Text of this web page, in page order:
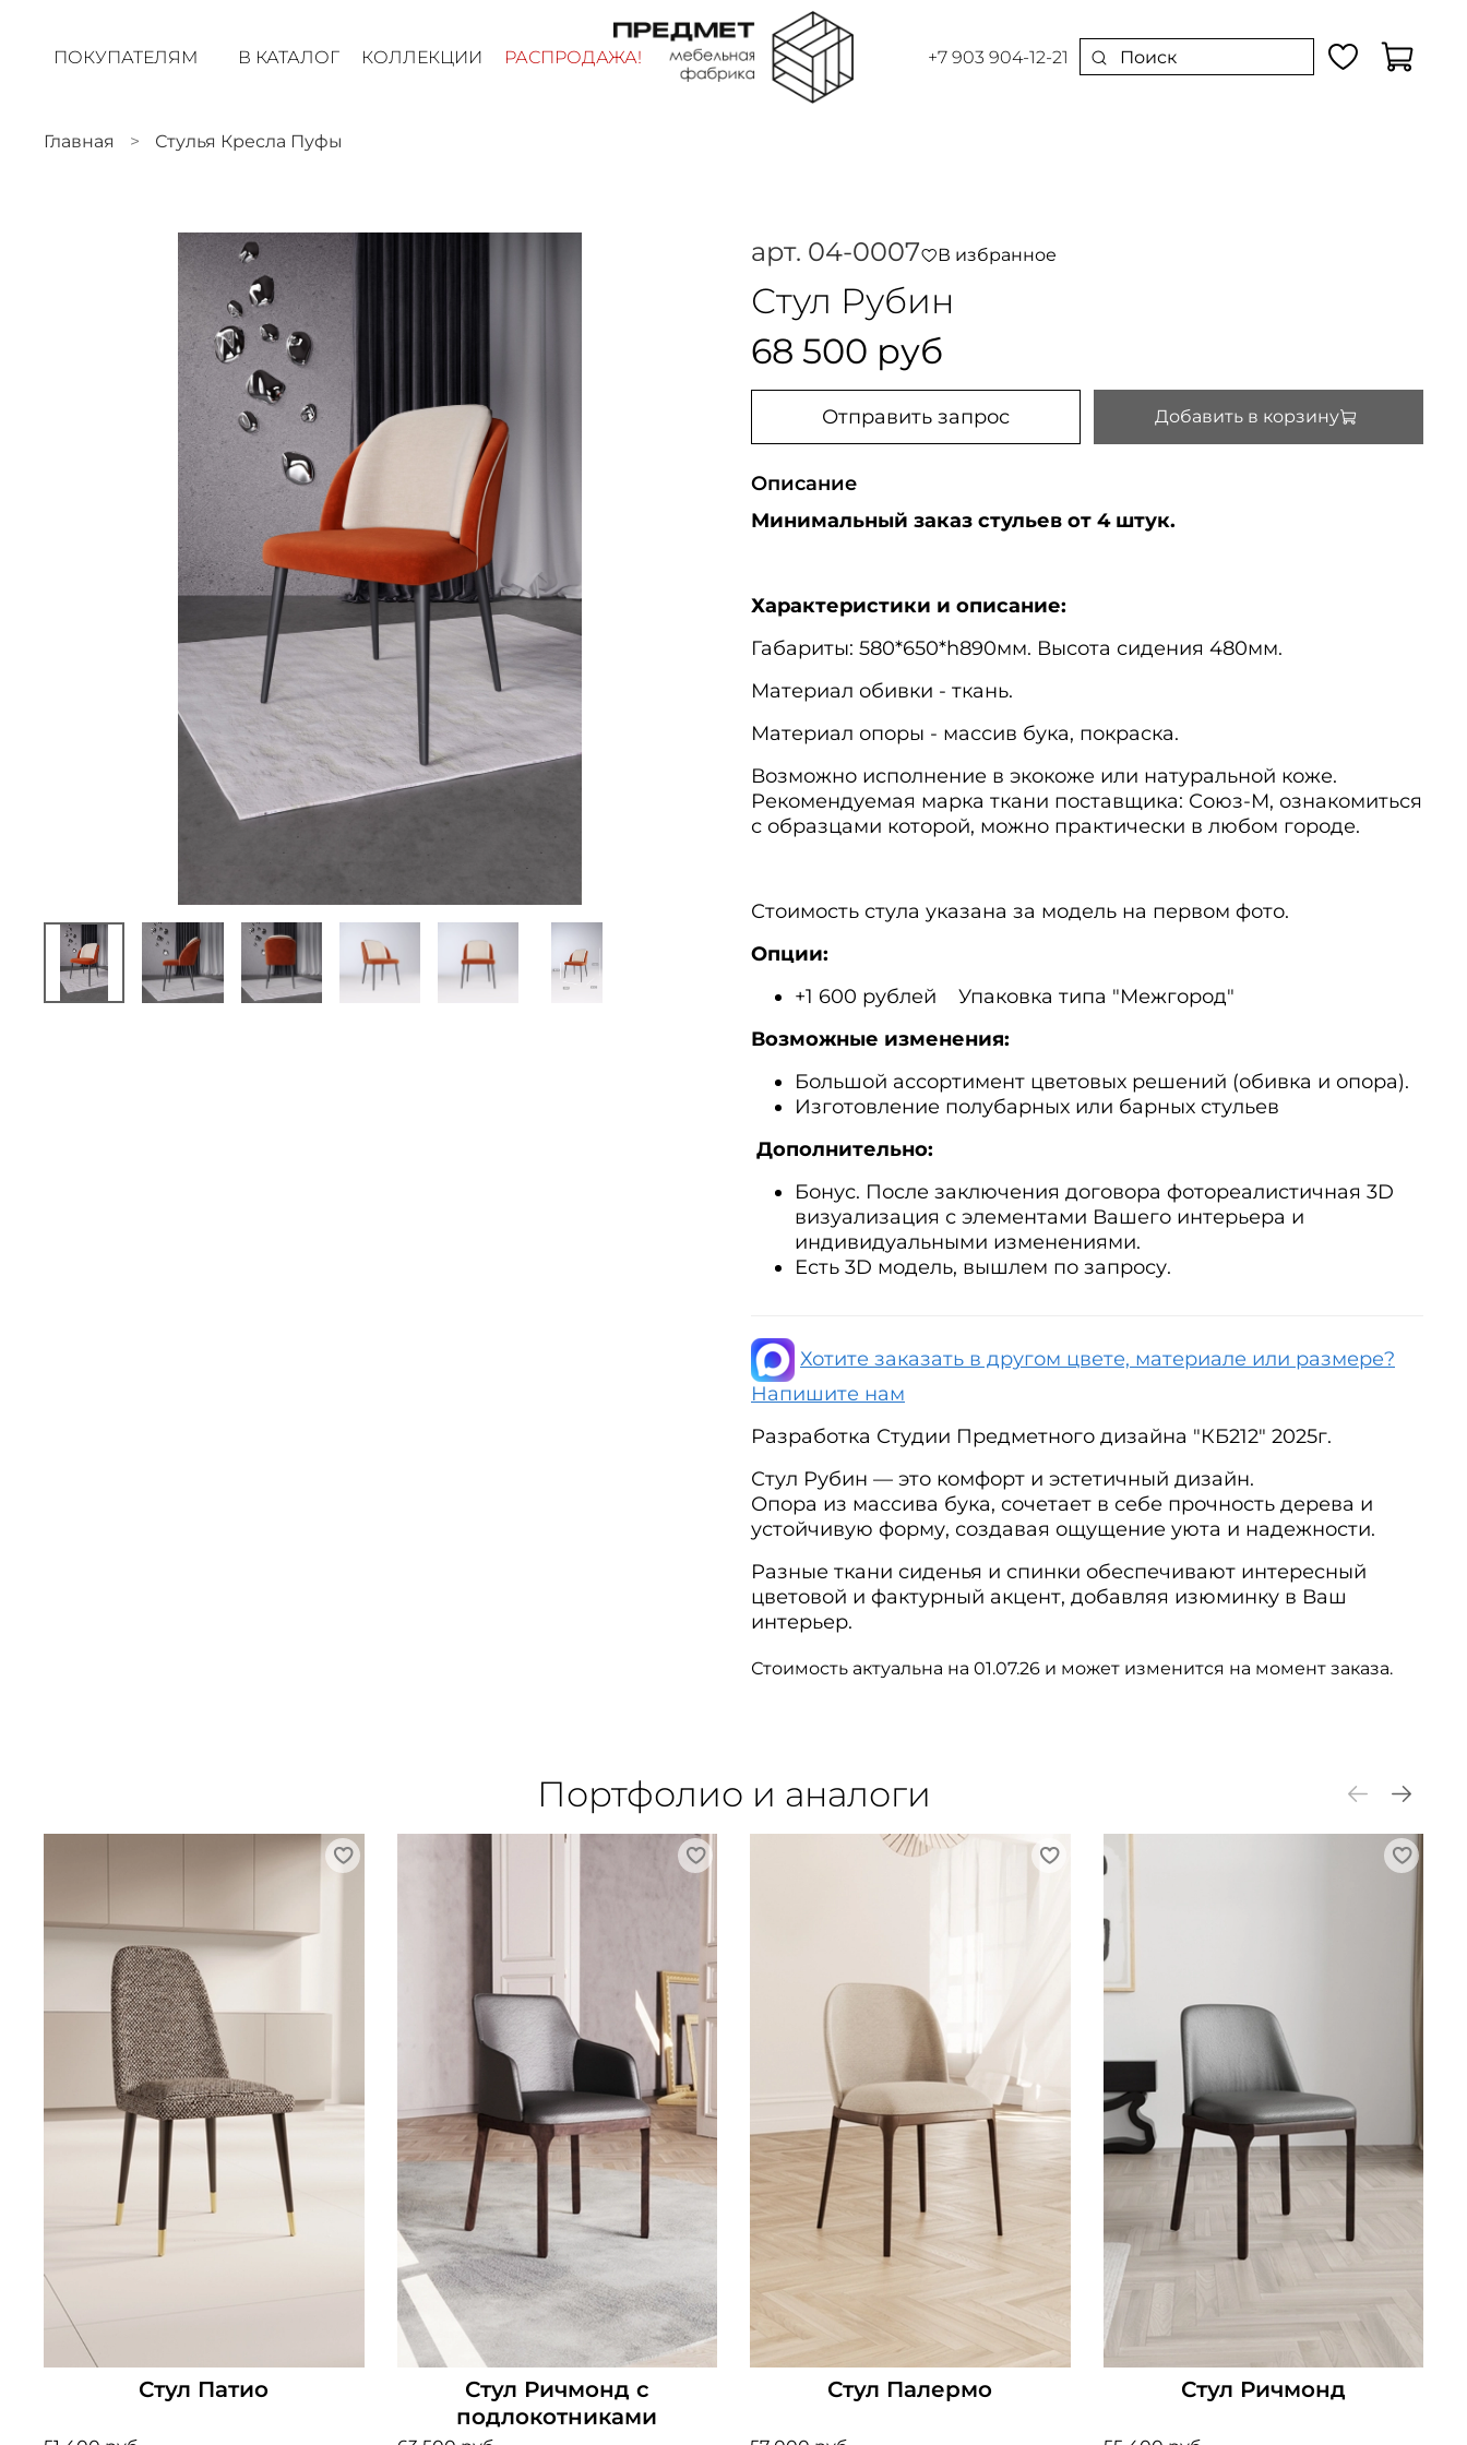
+7 903 904-12-21
ПОКУПАТЕЛЯМ В КАТАЛОГ КОЛЛЕКЦИИ РАСПРОДАЖА!
Главная Стулья Кресла Пуфы
арт. 04-0007 В избранное
Стул Рубин
68 500 руб
Отправить запрос Добавить в корзину
Описание
Минимальный заказ стульев от 4 штук.
Характеристики и описание:
Габариты: 580*650*h890мм. Высота сидения 480мм.
Материал обивки - ткань.
Материал опоры - массив бука, покраска.
Возможно исполнение в экокоже или натуральной коже.
Рекомендуемая марка ткани поставщика: Союз-М, ознакомиться
с образцами которой, можно практически в любом городе.
Стоимость стула указана за модель на первом фото.
Опции:
+1 600 рублей Упаковка типа "Межгород"
Возможные изменения:
Большой ассортимент цветовых решений (обивка и опора).
Изготовление полубарных или барных стульев
Дополнительно:
Бонус. После заключения договора фотореалистичная 3D
визуализация с элементами Вашего интерьера и
индивидуальными изменениями.
Есть 3D модель, вышлем по запросу.
Хотите заказать в другом цвете, материале или размере?
Напишите нам
Разработка Студии Предметного дизайна "КБ212" 2025г.
Стул Рубин — это комфорт и эстетичный дизайн.
Опора из массива бука, сочетает в себе прочность дерева и
устойчивую форму, создавая ощущение уюта и надежности.
Разные ткани сиденья и спинки обеспечивают интересный
цветовой и фактурный акцент, добавляя изюминку в Ваш
интерьер.
Стоимость актуальна на 01.07.26 и может изменится на момент заказа.
Портфолио и аналоги
Стул Патио
Стул Ричмонд с
подлокотниками
Стул Палермо Стул Ричмонд